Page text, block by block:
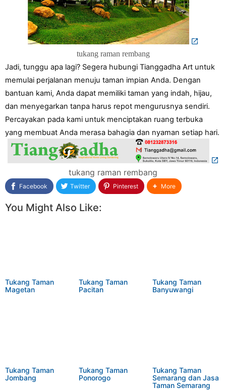
tukang raman rembang
Jadi, tunggu apa lagi? Segera hubungi Tianggadha Art untuk
memulai perjalanan menuju taman impian Anda. Dengan
bantuan kami, Anda dapat memiliki taman yang indah, hijau,
dan menyegarkan tanpa harus repot mengurusnya sendiri.
Percayakan pada kami untuk menciptakan ruang terbuka
yang membuat Anda merasa bahagia dan nyaman setiap hari.
tukang raman rembang
Facebook Twitter Pinterest More
You Might Also Like:
Tukang Taman
Magetan
Tukang Taman
Pacitan
Tukang Taman
Banyuwangi
Tukang Taman
Jombang
Tukang Taman
Ponorogo
Tukang Taman
Semarang dan Jasa
Taman Semarang